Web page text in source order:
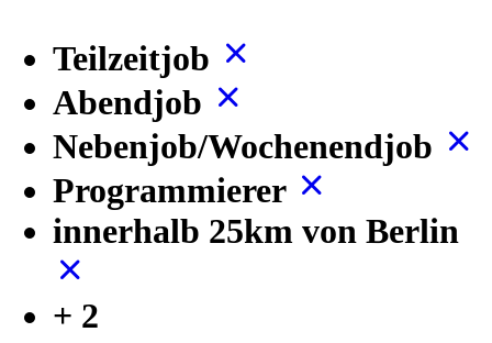
Teilzeitjob
Abendjob
Nebenjob/Wochenendjob
Programmierer
innerhalb 25km von Berlin
+ 2